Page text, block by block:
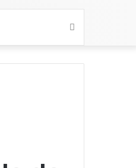
Procurar
por